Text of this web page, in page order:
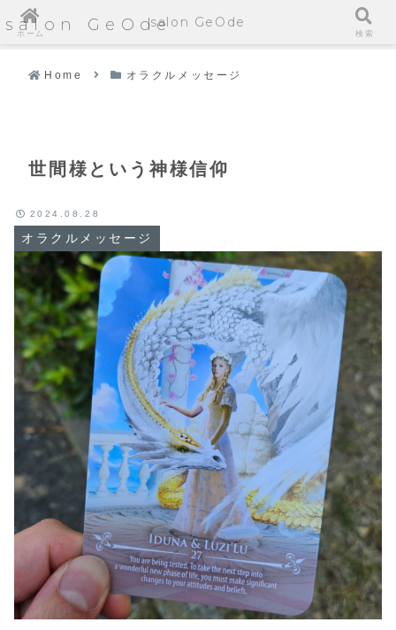
salon GeOde
Home オラクルメッセージ
世間様という神様信仰
オラクルメッセージ
2024.08.28
ホーム
salon GeOde
検索